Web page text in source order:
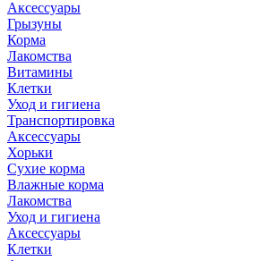
Аксессуары
Грызуны
Корма
Лакомства
Витамины
Клетки
Уход и гигиена
Транспортировка
Аксессуары
Хорьки
Сухие корма
Влажные корма
Лакомства
Уход и гигиена
Аксессуары
Клетки